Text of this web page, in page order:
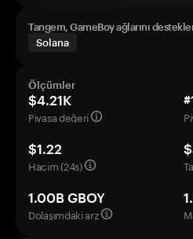
Tangem, GameBoy ağlarını
Solana
Ölçümler
$4.21K
Piyasa değeri
$1.22
Hacim (24s)
1.00B GBOY
Dolaşımdaki arz